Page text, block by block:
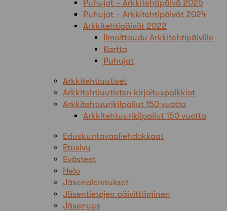
Puhujat – Arkkitehtipäivä 2025
Puhujat – Arkkitehtipäivät 2024
Arkkitehtipäivät 2022
Ilmoittaudu Arkkitehtipäiville
Kartta
Puhujat
Arkkitehtiuutiset
Arkkitehtiuutisten kirjoituspalkkiot
Arkkitehtuurikilpailut 150 vuotta
Arkkitehtuurikilpailut 150 vuotta
Eduskuntavaaliehdokkaat
Etusivu
Evästeet
Help
Jäsenalennukset
Jäsentietojen päivittäminen
Jäsenyys